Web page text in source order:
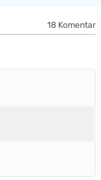
18 Komentar